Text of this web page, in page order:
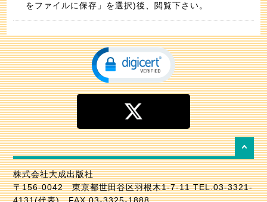
をファイルに保存」を選択)後、閲覧下さい。
株式会社大成出版社
〒156-0042 東京都世田谷区羽根木1-7-11 TEL.03-3321-